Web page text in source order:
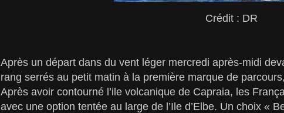
Crédit : DR
Après un départ dans du vent léger mercredi après-midi
rang serrés au petit matin à la première marque de
Après avoir contourné l’ile volcanique de Capraia, les
avec une option tentée au large de l’Ile d’Elbe. Un choix «